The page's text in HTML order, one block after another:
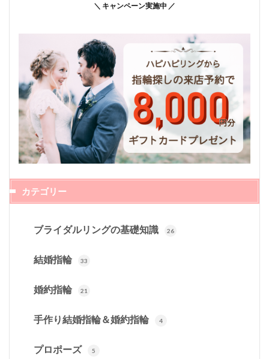
＼ キャンペーン実施中 ／
カテゴリー
ブライダルリングの基礎知識 26
結婚指輪 33
婚約指輪 21
手作り結婚指輪＆婚約指輪 4
プロポーズ 5